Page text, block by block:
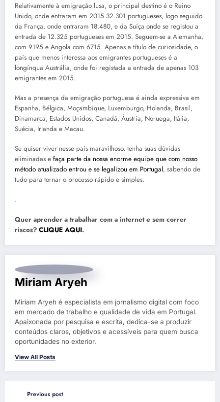
Relativamente à emigração lusa, o principal destino é o Reino
Unido, onde entraram em 2015 32.301 portugueses, logo seguido
da França, onde entraram 18.480, e da Suíça onde se registou a
entrada de 12.325 portugueses em 2015. Seguem-se a Alemanha,
com 9195 e Angola com 6715. Apenas a título de curiosidade, o
país que menos interessa aos emigrantes portugueses é a
longínqua Austrália, onde foi registada a entrada de apenas 103
emigrantes em 2015.
Mas a presença da emigração portuguesa é ainda expressiva em
Espanha, Bélgica, Moçambique, Luxemburgo, Holanda, Brasil,
Dinamarca, Estados Unidos, Canadá, Áustria, Noruega, Itália,
Suécia, Irlanda e Macau.
Se quiser viver nesse país maravilhoso, tenha suas dúvidas
eliminadas e faça parte da nossa enorme equipe que com nosso
método atualizado entrou e se legalizou em Portugal, sabendo de
tudo para tornar o processo rápido e simples.
.
Quer aprender a trabalhar com a internet e sem correr
riscos? CLIQUE AQUI.
Miriam Aryeh
Miriam Aryeh é especialista em jornalismo digital com foco
em mercado de trabalho e qualidade de vida em Portugal.
Apaixonada por pesquisa e escrita, dedica-se a produzir
conteúdos claros, objetivos e acessíveis para quem busca
oportunidades no exterior.
View All Posts
Previous post